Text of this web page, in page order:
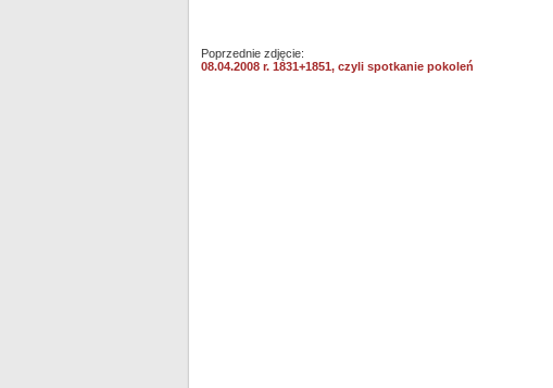
Poprzednie zdjęcie:
08.04.2008 r. 1831+1851, czyli spotkanie pokoleń